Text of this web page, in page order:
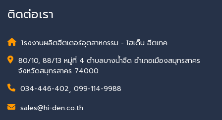
ติดต่อเรา
โรงงานผลิตฮีตเตอร์อุตสาหกรรม - ไฮเด็น ฮีตเทค
80/10, 88/13 หมู่ที่ 4 ตำบลบางน้ำจืด อำเภอเมืองสมุทรสาคร
จังหวัดสมุทรสาคร 74000
034-446-402, 099-114-9988
sales@hi-den.co.th